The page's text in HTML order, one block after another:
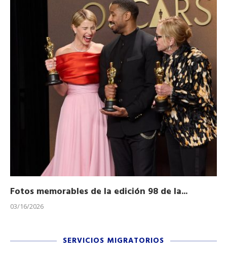
Fotos memorables de la edición 98 de la...
03/16/2026
SERVICIOS MIGRATORIOS